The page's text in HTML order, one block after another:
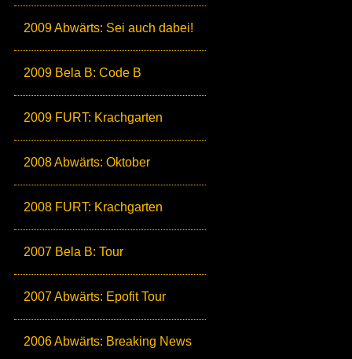
2009 Abwärts: Sei auch dabei!
2009 Bela B: Code B
2009 FURT: Krachgarten
2008 Abwärts: Oktober
2008 FURT: Krachgarten
2007 Bela B: Tour
2007 Abwärts: Epofit Tour
2006 Abwärts: Breaking News